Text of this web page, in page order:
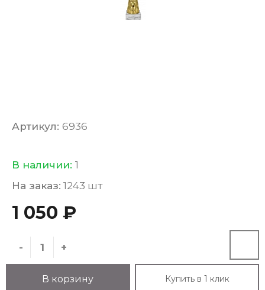
Артикул: 6936
В наличии: 1
На заказ: 1243 шт
1 050 ₽
- +
В корзину Купить в 1 клик